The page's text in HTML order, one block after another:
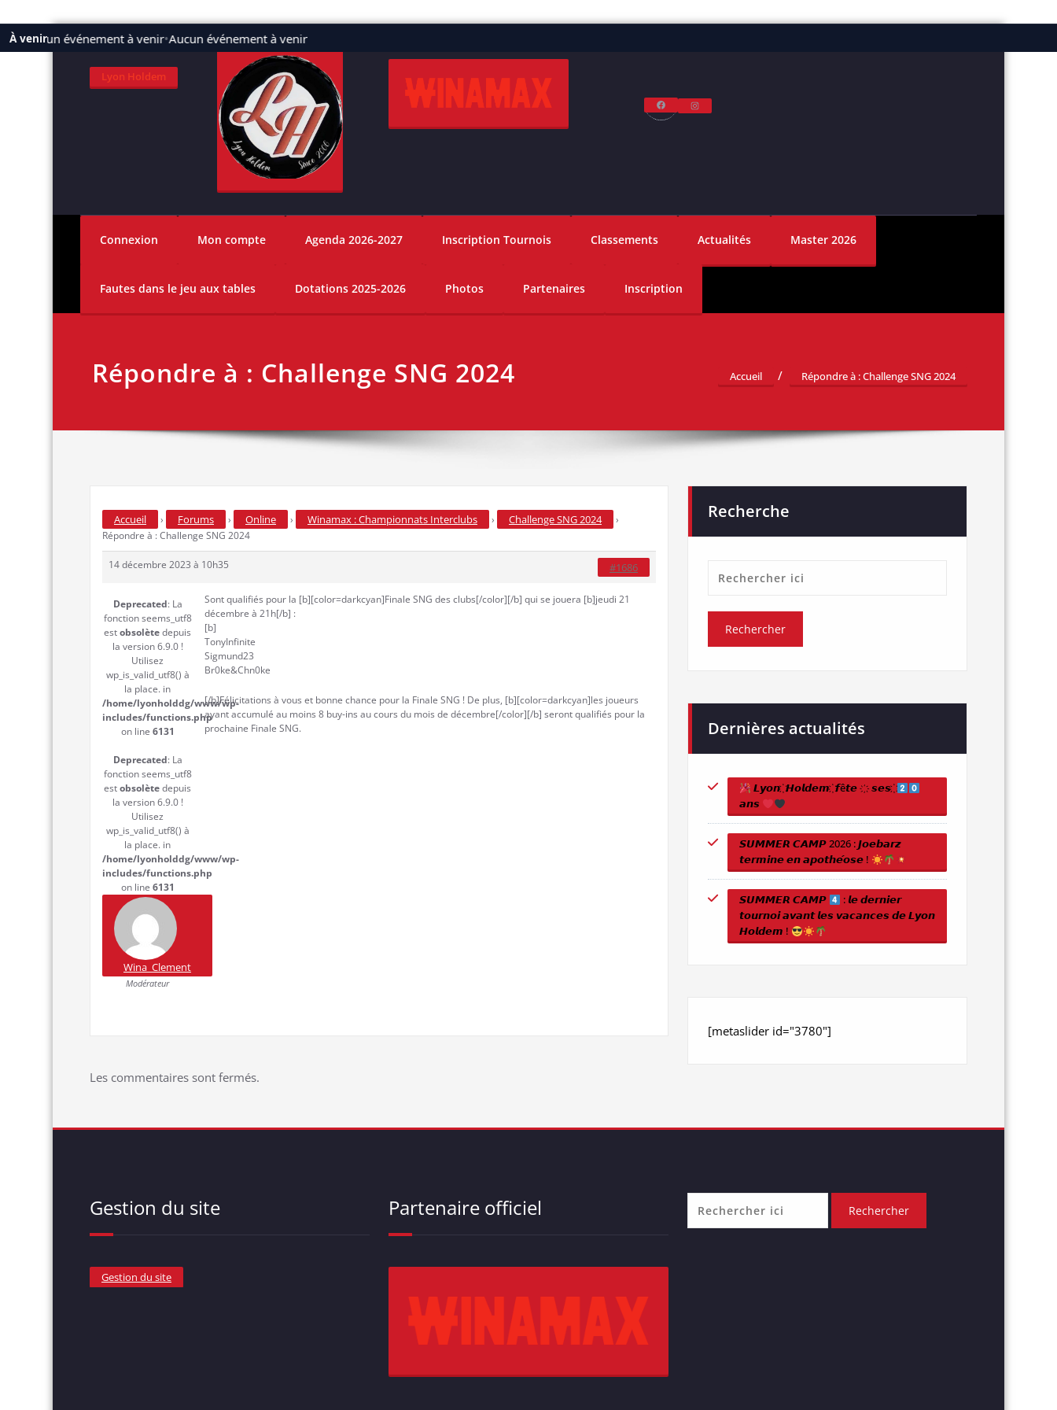
À venir
Aucun événement à venir•Aucun événement à venir
Aller
contenu
Lyon Holdem
FacebookInstagram
Connexion Mon compte Agenda 2026-2027 Inscription Tournois Classements Actualités Master 2026
Fautes dans le jeu aux tables Dotations 2025-2026 Photos Partenaires Inscription
Répondre à : Challenge SNG 2024 Accueil Répondre à : Challenge SNG 2024
Accueil › Forums › Online › Winamax : Championnats Interclubs › Challenge SNG 2024
›
Répondre à : Challenge SNG 2024
14 décembre 2023 à 10h35 #1686
Deprecated: La
fonction seems_utf8
estobsolètedepuis
la version 6.9.0 !
Utilisez
wp_is_valid_utf8() à
la place. in
/home/lyonholddg/www/wp-
includes/functions.php
on line 6131
Deprecated: La
fonction seems_utf8
estobsolètedepuis
la version 6.9.0 !
Utilisez
wp_is_valid_utf8() à
la place. in
/home/lyonholddg/www/wp-
includes/functions.php
on line 6131
Wina_Clement
Modérateur
Sont qualifiés pour la [b][color=darkcyan]Finale SNG des clubs[/color][/b] qui se jouera [b]jeudi 21
décembre à 21h[/b] :
[b]
TonyInfinite
Sigmund23
Br0ke&Chn0ke
[/b]Félicitations à vous et bonne chance pour la Finale SNG ! De plus, [b][color=darkcyan]les joueurs
ayant accumulé au moins 8 buy-ins au cours du mois de décembre[/color][/b] seront qualifiés pour la
prochaine Finale SNG.
Les commentaires sont fermés.
Recherche
Dernières actualités
𝙇𝙮𝙤𝙣 ҉ 𝙃𝙤𝙡𝙙𝙚𝙢 ҉ 𝙛ê𝙩𝙚 ҉ 𝙨𝙚𝙨 ҉
𝙖𝙣𝙨
𝙎𝙐𝙈𝙈𝙀𝙍 𝘾𝘼𝙈𝙋 2026 : 𝙅𝙤𝙚𝙗𝙖𝙧𝙯
𝙩𝙚𝙧𝙢𝙞𝙣𝙚 𝙚𝙣 𝙖𝙥𝙤𝙩𝙝𝙚́𝙤𝙨𝙚 !
𝙎𝙐𝙈𝙈𝙀𝙍 𝘾𝘼𝙈𝙋
: 𝙡𝙚 𝙙𝙚𝙧𝙣𝙞𝙚𝙧
𝙩𝙤𝙪𝙧𝙣𝙤𝙞 𝙖𝙫𝙖𝙣𝙩 𝙡𝙚𝙨 𝙫𝙖𝙘𝙖𝙣𝙘𝙚𝙨 𝙙𝙚 𝙇𝙮𝙤𝙣
𝙃𝙤𝙡𝙙𝙚𝙢 !
[metaslider id="3780"]
Gestion du site
Gestion du site
Partenaire officiel